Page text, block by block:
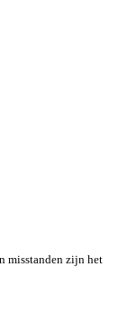
misstanden zijn het